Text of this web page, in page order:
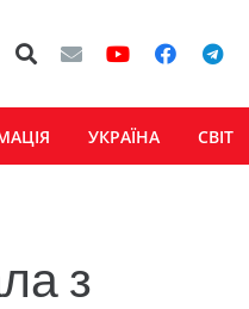
УКРАЇНА СВІТ
з